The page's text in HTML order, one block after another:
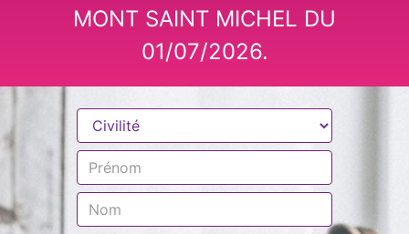
MONT SAINT MICHEL DU
01/07/2026.